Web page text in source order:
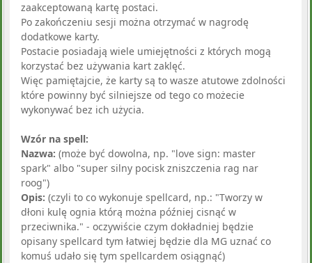
zaakceptowaną kartę postaci.
Po zakończeniu sesji można otrzymać w nagrodę
dodatkowe karty.
Postacie posiadają wiele umiejętności z których mogą
korzystać bez używania kart zaklęć.
Więc pamiętajcie, że karty są to wasze atutowe zdolności
które powinny być silniejsze od tego co możecie
wykonywać bez ich użycia.
Wzór na spell:
Nazwa: (może być dowolna, np. "love sign: master
spark" albo "super silny pocisk zniszczenia rag nar
roog")
Opis: (czyli to co wykonuje spellcard, np.: "Tworzy w
dłoni kulę ognia którą można później cisnąć w
przeciwnika." - oczywiście czym dokładniej będzie
opisany spellcard tym łatwiej będzie dla MG uznać co
komuś udało się tym spellcardem osiągnąć)